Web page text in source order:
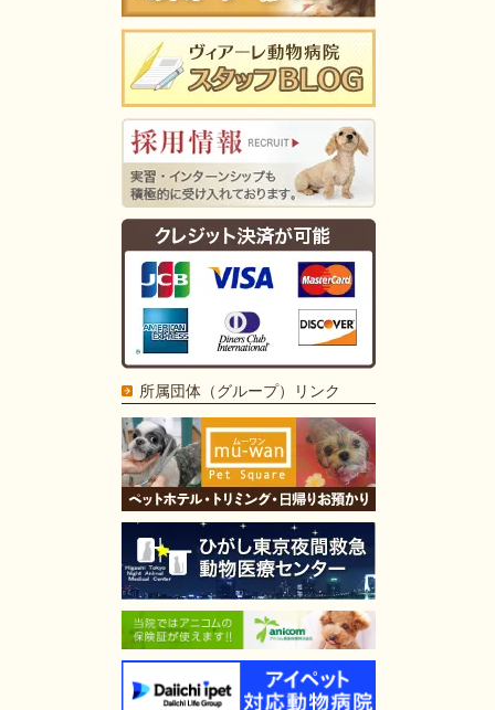
所属団体（グループ）リンク